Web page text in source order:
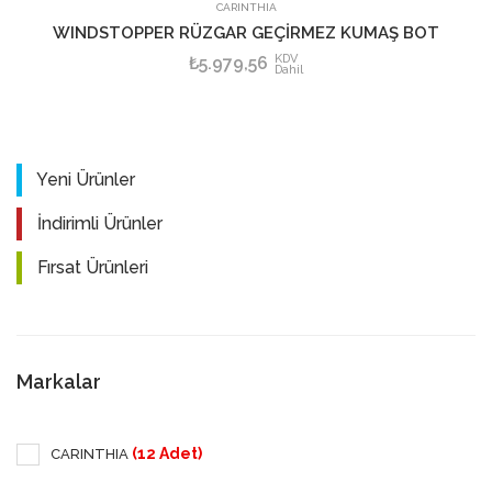
CARINTHIA
WINDSTOPPER RÜZGAR GEÇİRMEZ KUMAŞ BOT
₺5.979,56 KDV
Dahil
Yeni Ürünler
İndirimli Ürünler
Fırsat Ürünleri
Markalar
CARINTHIA (12 Adet)